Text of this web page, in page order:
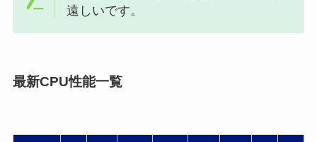
遠しいです。
最新CPU性能一覧